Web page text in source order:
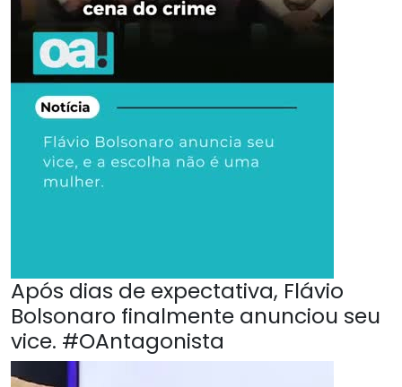
Após dias de expectativa, Flávio
Bolsonaro finalmente anunciou seu
vice. #OAntagonista